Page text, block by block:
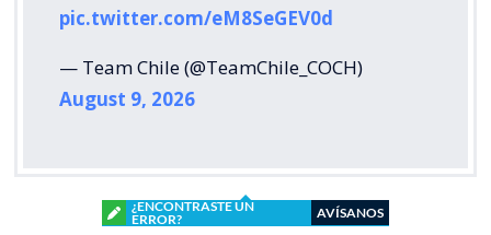
pic.twitter.com/eM8SeGEV0d
— Team Chile (@TeamChile_COCH)
August 9, 2026
¿ENCONTRASTE UN
ERROR?
AVÍSANOS